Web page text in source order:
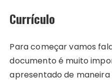
Currículo
Para começar vamos
documento é muito
apresentado de